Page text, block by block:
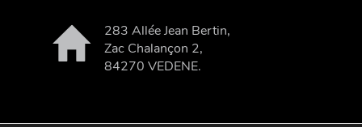
283 Allée Jean Bertin,
Zac Chalançon 2,
84270 VEDENE.